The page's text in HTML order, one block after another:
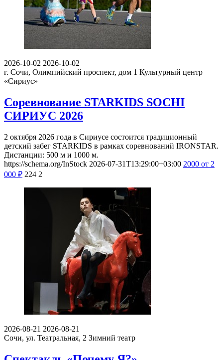
2026-10-02 2026-10-02
г. Сочи, Олимпийский проспект, дом 1 Культурный центр
«Сириус»
Соревнование STARKIDS SOCHI
СИРИУС 2026
2 октября 2026 года в Сириусе состоится традиционный
детский забег STARKIDS в рамках соревнований IRONSTAR.
Дистанции: 500 м и 1000 м.
https://schema.org/InStock 2026-07-31T13:29:00+03:00 2000 от 2
000 ₽ 224 2
2026-08-21 2026-08-21
Сочи, ул. Театральная, 2 Зимний театр